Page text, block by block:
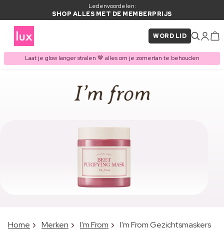
Ledenvoordelen:
SHOP ALLES MET DE MEMBERPRIJS
WORD LID
Laat je glow langer stralen 🤎 alles om je zomertan te behouden
Home Merken I'm From I'm From Gezichtsmaskers